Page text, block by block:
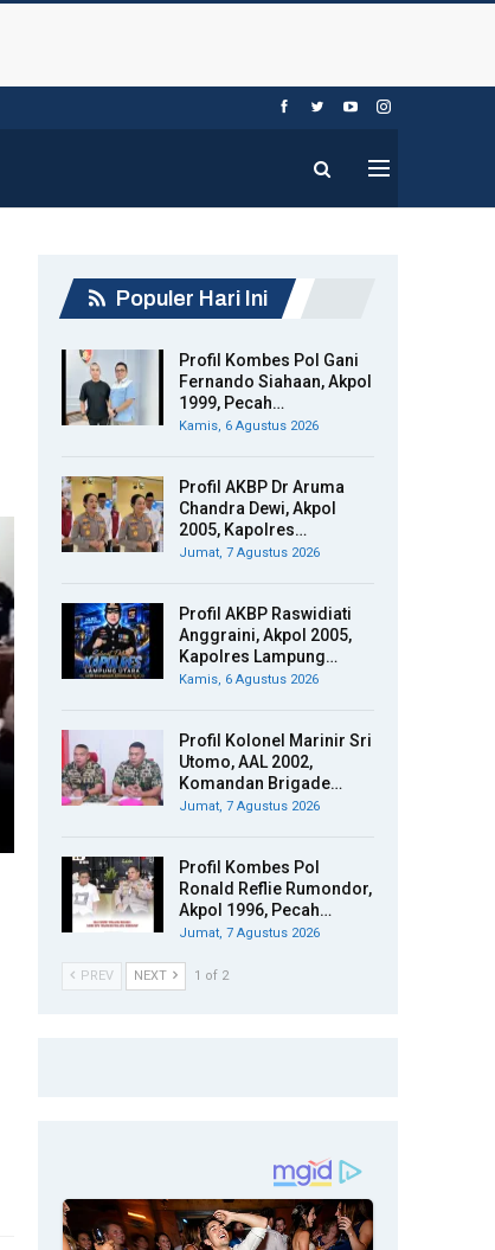
Populer Hari Ini
Profil Kombes Pol Gani
Fernando Siahaan, Akpol
1999, Pecah…
Kamis, 6 Agustus 2026
Profil AKBP Dr Aruma
Chandra Dewi, Akpol
2005, Kapolres…
Jumat, 7 Agustus 2026
Profil AKBP Raswidiati
Anggraini, Akpol 2005,
Kapolres Lampung…
Kamis, 6 Agustus 2026
Profil Kolonel Marinir Sri
Utomo, AAL 2002,
Komandan Brigade…
Jumat, 7 Agustus 2026
Profil Kombes Pol
Ronald Reflie Rumondor,
Akpol 1996, Pecah…
Jumat, 7 Agustus 2026
PREV NEXT 1 of 2